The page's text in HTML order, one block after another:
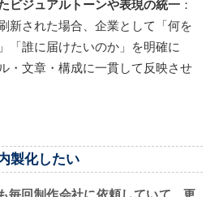
ビジュアルトーンや表現の統一 ：
新された場合、企業として「何を
「誰に届けたいのか」を明確に
・文章・構成に一貫して反映させ
製化したい